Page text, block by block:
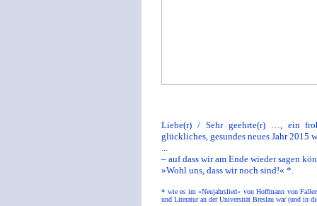
Liebe(r) / Sehr geehrte(r) …, ein
glückliches, gesundes neues Jahr 2015
...
– auf dass wir am Ende wieder sagen
»Wohl uns, dass wir noch sind!« *.
* wie es im »Neujahrslied« von Hoffmann von
und Literatur an der Universität Breslau war (und in